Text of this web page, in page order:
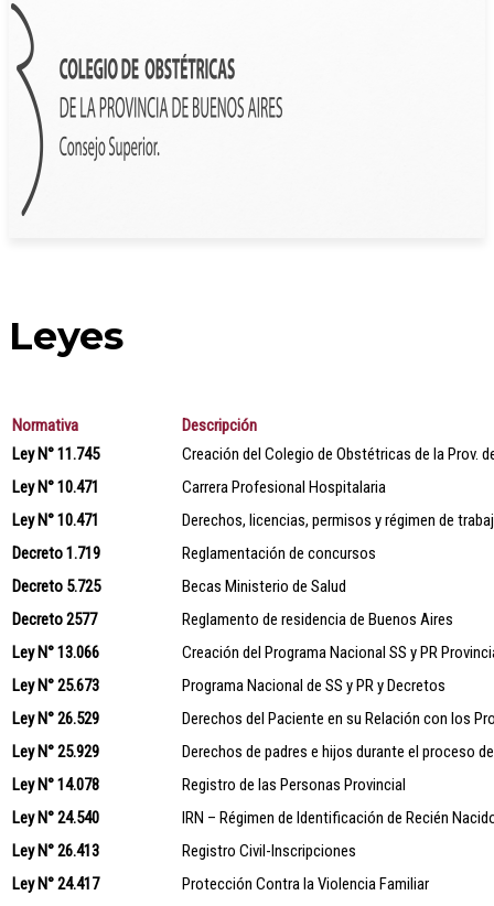
Leyes
Normativa
Descripción
Ley N° 11.745
Creación del Colegio de Obstétricas de la Prov.
Ley N° 10.471
Carrera Profesional Hospitalaria
Ley N° 10.471
Derechos, licencias, permisos y régimen de
Decreto 1.719
Reglamentación de concursos
Decreto 5.725
Becas Ministerio de Salud
Decreto 2577
Reglamento de residencia de Buenos Aires
Ley N° 13.066
Creación del Programa Nacional SS y PR
Ley N° 25.673
Programa Nacional de SS y PR y Decretos
Ley N° 26.529
Derechos del Paciente en su Relación con los
Ley N° 25.929
Derechos de padres e hijos durante el proceso
Ley N° 14.078
Registro de las Personas Provincial
Ley N° 24.540
IRN – Régimen de Identificación de Recién
Ley N° 26.413
Registro Civil-Inscripciones
Ley N° 24.417
Protección Contra la Violencia Familiar